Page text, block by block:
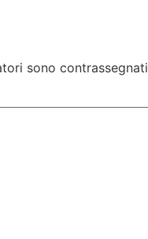
sono contrassegnati